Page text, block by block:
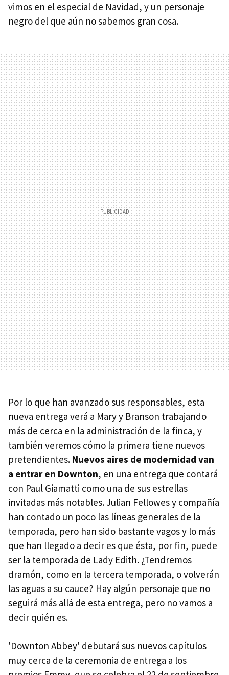
vimos en el especial de Navidad, y un personaje
negro del que aún no sabemos gran cosa.
Por lo que han avanzado sus responsables, esta
nueva entrega verá a Mary y Branson trabajando
más de cerca en la administración de la finca, y
también veremos cómo la primera tiene nuevos
pretendientes. Nuevos aires de modernidad van
a entrar en Downton, en una entrega que contará
con Paul Giamatti como una de sus estrellas
invitadas más notables. Julian Fellowes y compañía
han contado un poco las líneas generales de la
temporada, pero han sido bastante vagos y lo más
que han llegado a decir es que ésta, por fin, puede
ser la temporada de Lady Edith. ¿Tendremos
dramón, como en la tercera temporada, o volverán
las aguas a su cauce? Hay algún personaje que no
seguirá más allá de esta entrega, pero no vamos a
decir quién es.
'Downton Abbey' debutará sus nuevos capítulos
muy cerca de la ceremonia de entrega a los